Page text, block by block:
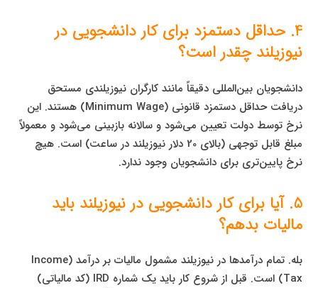
4. حداقل دستمزد برای کار دانشجویی در
نیوزیلند چقدر است؟
دانشجویان بین‌المللی دقیقاً مانند کارگران نیوزیلندی مستحق
دریافت حداقل دستمزد قانونی (Minimum Wage) هستند. این
نرخ توسط دولت تعیین می‌شود و سالانه بازبینی می‌شود و معمولاً
مبلغ قابل توجهی (بالای 20 دلار نیوزیلند در ساعت) است. هیچ
نرخ پایین‌تری برای دانشجویان وجود ندارد.
5. آیا برای کار دانشجویی در نیوزیلند باید
مالیات بدهم؟
بله. تمام درآمدها در نیوزیلند مشمول مالیات بر درآمد (Income
Tax) است. قبل از شروع کار باید یک شماره IRD (کد مالیاتی)